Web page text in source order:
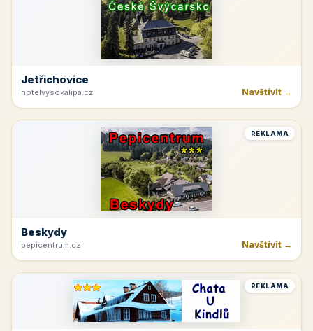
Jetřichovice
hotelvysokalipa.cz Navštívit →
REKLAMA
Beskydy
pepicentrum.cz Navštívit →
REKLAMA